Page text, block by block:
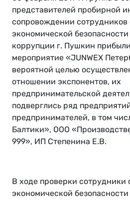
представителей пробирной
сопровождении сотрудников
экономической
коррупции г. Пушкин
мероприятие «JUNWEX
вероятной целью
отношении экспонентов, их
предпринимательской
подверглись ряд
предпринимателей, в том
Балтики», ООО
999», ИП Степенина Е.В.
В ходе проверки сотрудники
экономической